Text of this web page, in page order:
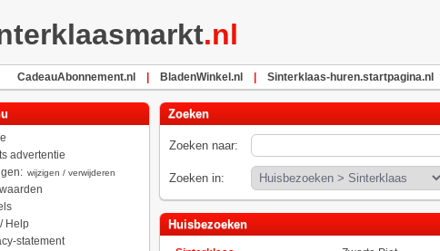
.nl
CadeauAbonnement.nl BladenWinkel.nl Sinterklaas-huren.startpagina.nl
advertentie
wijzigen / verwijderen
Help
statement
Zoeken
Zoeken naar:
Zoeken in:
Huisbezoeken